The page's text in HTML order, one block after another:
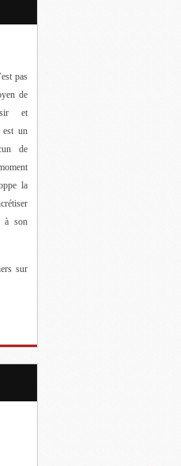
pas
de
et
est un
de
la
à son
sur